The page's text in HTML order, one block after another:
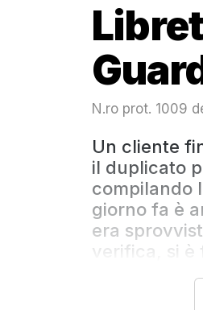
N.ro prot. 1009
Un cliente
il duplicato
compilando
giorno fa è
era
verifica, si è